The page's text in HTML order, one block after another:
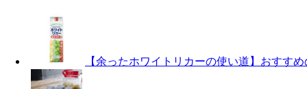
【余ったホワイトリカーの使い道】おすす